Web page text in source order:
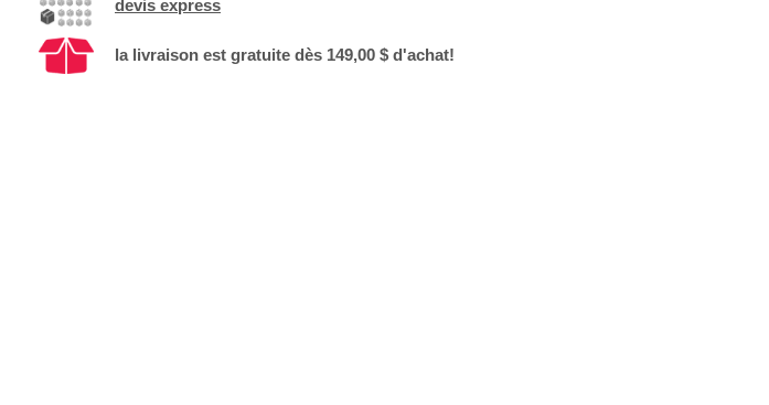
devis express
la livraison est gratuite dès 149,00 $ d'achat!